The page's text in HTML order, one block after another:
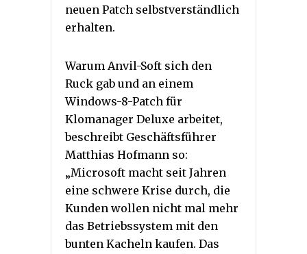
neuen Patch selbstverständlich
erhalten.
Warum Anvil-Soft sich den
Ruck gab und an einem
Windows-8-Patch für
Klomanager Deluxe arbeitet,
beschreibt Geschäftsführer
Matthias Hofmann so:
„Microsoft macht seit Jahren
eine schwere Krise durch, die
Kunden wollen nicht mal mehr
das Betriebssystem mit den
bunten Kacheln kaufen. Das